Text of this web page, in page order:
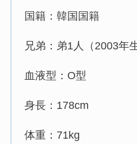
国籍：韓国国籍
兄弟：弟1人（2003年
血液型：O型
身長：178cm
体重：71kg